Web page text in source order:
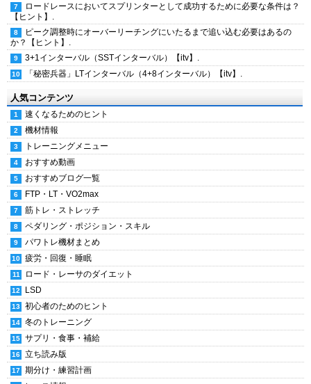
ロードレースにおいてスプリンターとして成功するために必要な条件は？
【ヒント】.
ピーク調整時にオーバーリーチングにいたるまで追い込む必要はあるの
か？【ヒント】.
3+1インターバル（SSTインターバル）【itv】.
「秘密兵器」LTインターバル（4+8インターバル）【itv】.
人気コンテンツ
速くなるためのヒント
機材情報
トレーニングメニュー
おすすめ動画
おすすめブログ一覧
FTP・LT・VO2max
筋トレ・ストレッチ
ペダリング・ポジション・スキル
パワトレ機材まとめ
疲労・回復・睡眠
ロード・レーサのダイエット
LSD
初心者のためのヒント
冬のトレーニング
サプリ・食事・補給
立ち読み版
期分け・練習計画